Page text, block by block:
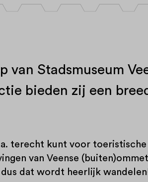
Stadsmuseum
bieden zij een
terecht kunt voor
van Veense
dat wordt heerlijk